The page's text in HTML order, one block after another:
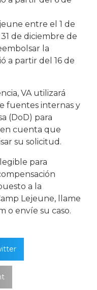
entre el 1 de
de diciembre de
la
a partir del 16 de
VA utilizará
fuentes internas y
(DoD) para
cuenta que
su solicitud.
para
a la
Lejeune, llame
o envíe su caso.